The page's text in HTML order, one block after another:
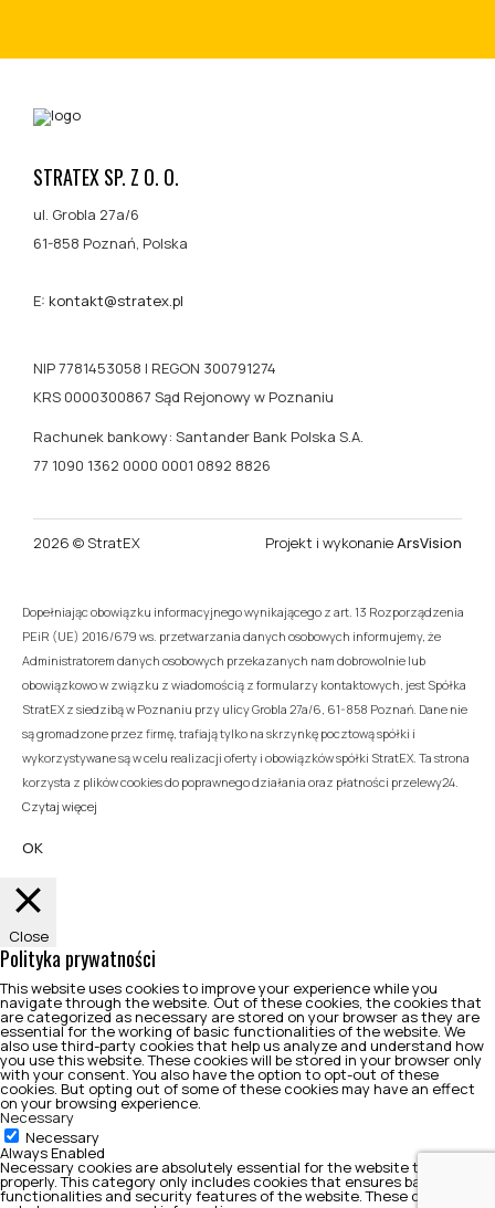
STRATEX SP. Z O. O.
ul. Grobla 27a/6
61-858 Poznań, Polska
E: kontakt@stratex.pl
NIP 7781453058 | REGON 300791274
KRS 0000300867 Sąd Rejonowy w Poznaniu
Rachunek bankowy: Santander Bank Polska S.A.
77 1090 1362 0000 0001 0892 8826
2026 © StratEX Projekt i wykonanieArsVision
Dopełniając obowiązku informacyjnego wynikającego z art. 13 Rozporządzenia
PEiR (UE) 2016/679 ws. przetwarzania danych osobowych informujemy, że
Administratorem danych osobowych przekazanych nam dobrowolnie lub
obowiązkowo w związku z wiadomością z formularzy kontaktowych, jest Spółka
StratEX z siedzibą w Poznaniu przy ulicy Grobla 27a/6, 61-858 Poznań. Dane nie
są gromadzone przez firmę, trafiają tylko na skrzynkę pocztową spółki i
wykorzystywane są w celu realizacji oferty i obowiązków spółki StratEX. Ta strona
korzysta z plików cookies do poprawnego działania oraz płatności przelewy24.
Czytaj więcej
OK
Close
Polityka prywatności
This website uses cookies to improve your experience while you
navigate through the website. Out of these cookies, the cookies that
are categorized as necessary are stored on your browser as they are
essential for the working of basic functionalities of the website. We
also use third-party cookies that help us analyze and understand how
you use this website. These cookies will be stored in your browser only
with your consent. You also have the option to opt-out of these
cookies. But opting out of some of these cookies may have an effect
on your browsing experience.
Necessary
Necessary
Always Enabled
Necessary cookies are absolutely essential for the website to function
properly. This category only includes cookies that ensures basic
functionalities and security features of the website. These cookies do